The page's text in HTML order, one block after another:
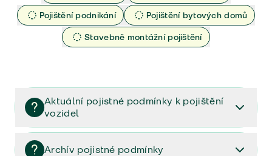
Pojištění podnikání
Pojištění bytových domů
Stavebně montážní pojištění
Aktuální pojistné podmínky k pojištění
vozidel
Pojištění vozidel/Pojistné podmínky a vše důležité ke
smlouvě (PDF)
Archív pojistné podmínky